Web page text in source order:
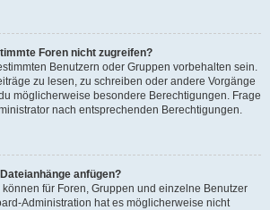
Foren nicht zugreifen?
Benutzern oder Gruppen vorbehalten sein.
zu lesen, zu schreiben oder andere Vorgänge
möglicherweise besondere Berechtigungen. Frage
nach entsprechenden Berechtigungen.
anfügen?
für Foren, Gruppen und einzelne Benutzer
Administration hat es möglicherweise nicht